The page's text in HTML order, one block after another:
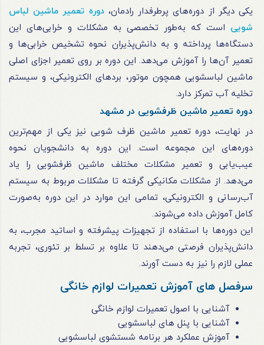
یکی دیگر از دوره‌های پرطرفدار رادمان،دوره تعمیر ماشین لباس
شویی است که به‌طور تخصصی به مشکلات و خرابی‌های این
دستگاه‌ها پرداخته و به دانش‌پذیران نحوه تشخیص خرابی‌ها و
تعمیر آن‌ها را آموزش می‌دهد. این دوره بر روی تعمیر اجزای اصلی
ماشین لباسشویی همچون موتور، بردهای الکترونیکی، و سیستم
تخلیه آب تمرکز دارد.
دوره تعمیر ماشین ظرفشویی در مشهد
در نهایت، دوره تعمیر ماشین ظرف شویی نیز یکی از مهم‌ترین
دوره‌های این مجموعه است. این دوره به دانشجویان نحوه
عیب‌یابی و تعمیر مشکلات مختلف ماشین ظرفشویی را یاد
می‌دهد. از مشکلات مکانیکی گرفته تا مشکلات مربوط به سیستم
آب‌رسانی و الکترونیکی، تمامی این موارد در این دوره به‌صورت
کامل آموزش داده می‌شوند.
این دوره‌ها با استفاده از تجهیزات پیشرفته و اساتید مجرب، به
دانش‌پذیران فرصتی می‌دهند تا علاوه بر تسلط بر تئوری، تجربه
عملی لازم را نیز به دست آورند.
سرفصل های آموزش تعمیرات لوازم خانگی
آشنایی با اصول تعمیرات لوازم خانگی
آشنایی با پنل های لباسشویی
آموزش عملکرد هر برنامه شستشوی لباسشویی